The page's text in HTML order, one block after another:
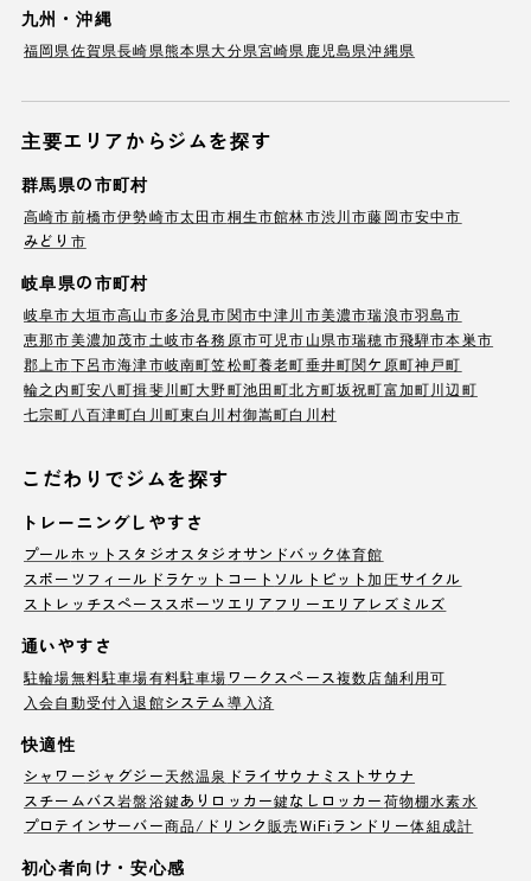
九州・沖縄
福岡県佐賀県長崎県熊本県大分県宮崎県鹿児島県沖縄県
主要エリアからジムを探す
群馬県の市町村
高崎市前橋市伊勢崎市太田市桐生市館林市渋川市藤岡市安中市
みどり市
岐阜県の市町村
岐阜市大垣市高山市多治見市関市中津川市美濃市瑞浪市羽島市
恵那市美濃加茂市土岐市各務原市可児市山県市瑞穂市飛騨市本巣市
郡上市下呂市海津市岐南町笠松町養老町垂井町関ケ原町神戸町
輪之内町安八町揖斐川町大野町池田町北方町坂祝町富加町川辺町
七宗町八百津町白川町東白川村御嵩町白川村
こだわりでジムを探す
トレーニングしやすさ
プールホットスタジオスタジオサンドバック体育館
スポーツフィールド ラケットコート ソルトピット加圧サイクル
ストレッチスペーススポーツエリア フリーエリア レズミルズ
通いやすさ
駐輪場無料駐車場有料駐車場ワークスペース複数店舗利用可
入会自動受付入退館システム導入済
快適性
シャワージャグジー天然温泉 ドライサウナ ミストサウナ
スチームバス岩盤浴鍵ありロッカー鍵なしロッカー荷物棚水素水
プロテインサーバー商品/ドリンク販売WiFi ランドリー体組成計
初心者向け・安心感